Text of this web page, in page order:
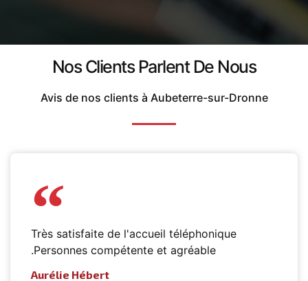
Nos Clients Parlent De Nous
Avis de nos clients à Aubeterre-sur-Dronne
Très satisfaite de l'accueil téléphonique
.Personnes compétente et agréable
Aurélie Hébert